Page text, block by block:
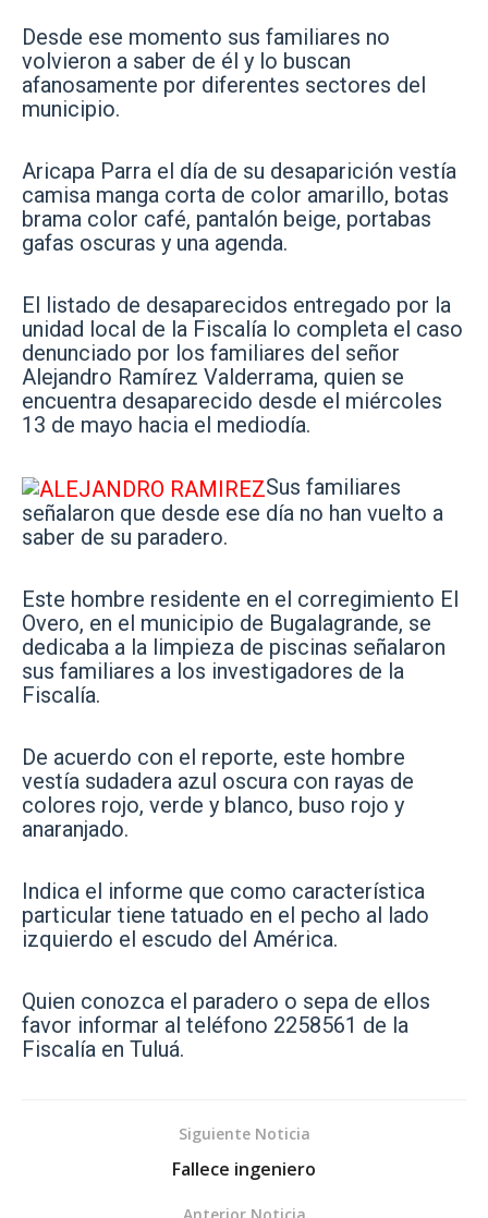
Desde ese momento sus familiares no
volvieron a saber de él y lo buscan
afanosamente por diferentes sectores del
municipio.
Aricapa Parra el día de su desaparición vestía
camisa manga corta de color amarillo, botas
brama color café, pantalón beige, portabas
gafas oscuras y una agenda.
El listado de desaparecidos entregado por la
unidad local de la Fiscalía lo completa el caso
denunciado por los familiares del señor
Alejandro Ramírez Valderrama, quien se
encuentra desaparecido desde el miércoles
13 de mayo hacia el mediodía.
Sus familiares
señalaron que desde ese día no han vuelto a
saber de su paradero.
Este hombre residente en el corregimiento El
Overo, en el municipio de Bugalagrande, se
dedicaba a la limpieza de piscinas señalaron
sus familiares a los investigadores de la
Fiscalía.
De acuerdo con el reporte, este hombre
vestía sudadera azul oscura con rayas de
colores rojo, verde y blanco, buso rojo y
anaranjado.
Indica el informe que como característica
particular tiene tatuado en el pecho al lado
izquierdo el escudo del América.
Quien conozca el paradero o sepa de ellos
favor informar al teléfono 2258561 de la
Fiscalía en Tuluá.
Siguiente Noticia
Fallece ingeniero